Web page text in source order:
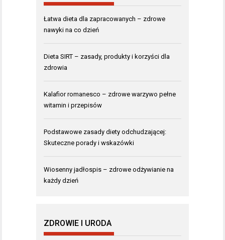
Łatwa dieta dla zapracowanych – zdrowe
nawyki na co dzień
Dieta SIRT – zasady, produkty i korzyści dla
zdrowia
Kalafior romanesco – zdrowe warzywo pełne
witamin i przepisów
Podstawowe zasady diety odchudzającej:
Skuteczne porady i wskazówki
Wiosenny jadłospis – zdrowe odżywianie na
każdy dzień
ZDROWIE I URODA